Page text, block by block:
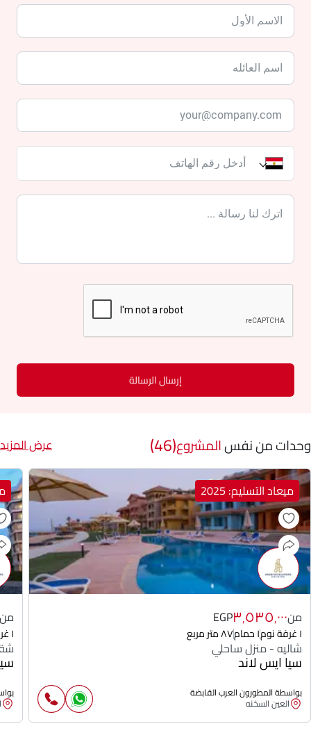
إرسال الرسالة
وحدات من نفسالمشروع(46) عرض المزيد
ميعاد التسليم: 2025
من٣٬٥٣٥٬٠٠٠EGP
١ غرفة نوم ١ حمام ٨٧ متر مربع
شاليه - منزل ساحلي
سيا ايس لاند
بواسطة المطورون العرب القابضة
العين السخنه
من
١ غرفة نوم